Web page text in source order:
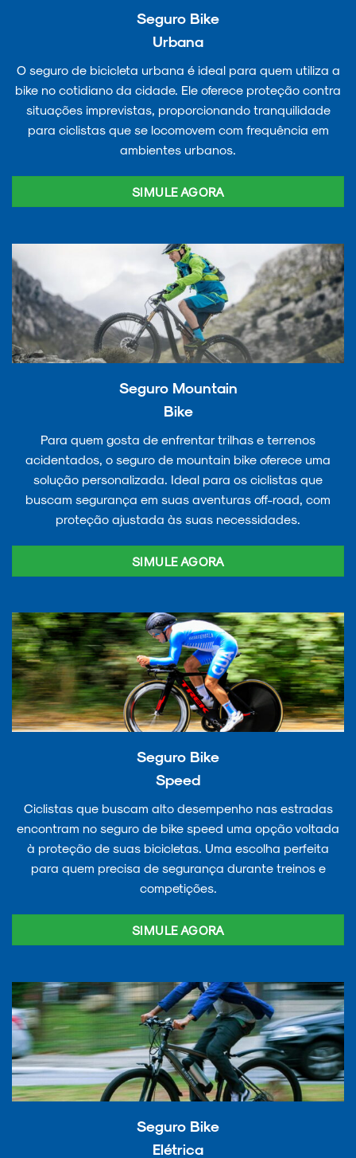
Seguro Bike
Urbana
O seguro de bicicleta urbana é ideal para quem utiliza a
bike no cotidiano da cidade. Ele oferece proteção contra
situações imprevistas, proporcionando tranquilidade
para ciclistas que se locomovem com frequência em
ambientes urbanos.
SIMULE AGORA
Seguro Mountain
Bike
Para quem gosta de enfrentar trilhas e terrenos
acidentados, o seguro de mountain bike oferece uma
solução personalizada. Ideal para os ciclistas que
buscam segurança em suas aventuras off-road, com
proteção ajustada às suas necessidades.
SIMULE AGORA
Seguro Bike
Speed
Ciclistas que buscam alto desempenho nas estradas
encontram no seguro de bike speed uma opção voltada
à proteção de suas bicicletas. Uma escolha perfeita
para quem precisa de segurança durante treinos e
competições.
SIMULE AGORA
Seguro Bike
Elétrica